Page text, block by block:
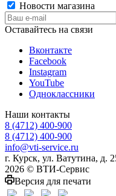
Новости магазина
Оставайтесь на связи
Вконтакте
Facebook
Instagram
YouTube
Одноклассники
Наши контакты
8 (4712) 400-900
8 (4712) 400-900
info@vti-service.ru
г. Курск, ул. Ватутина, д.
2026 © ВТИ-Сервис
Версия для печати